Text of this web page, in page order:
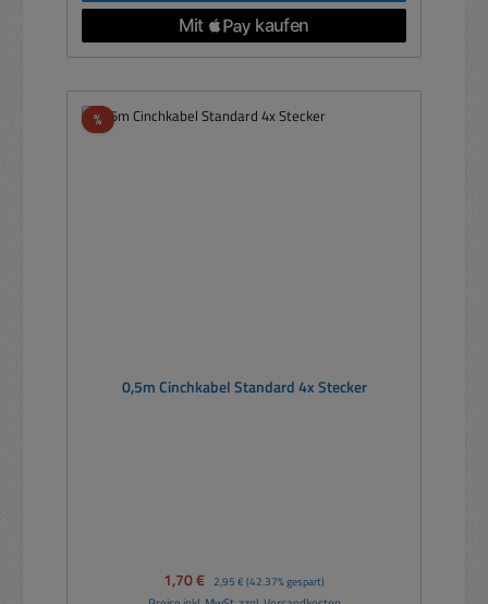
%Rabatt
0,5m Cinchkabel Standard 4x Stecker
Verkaufspreis:
1,70 € Regulärer Preis:
2,95 € (42.37% gespart)